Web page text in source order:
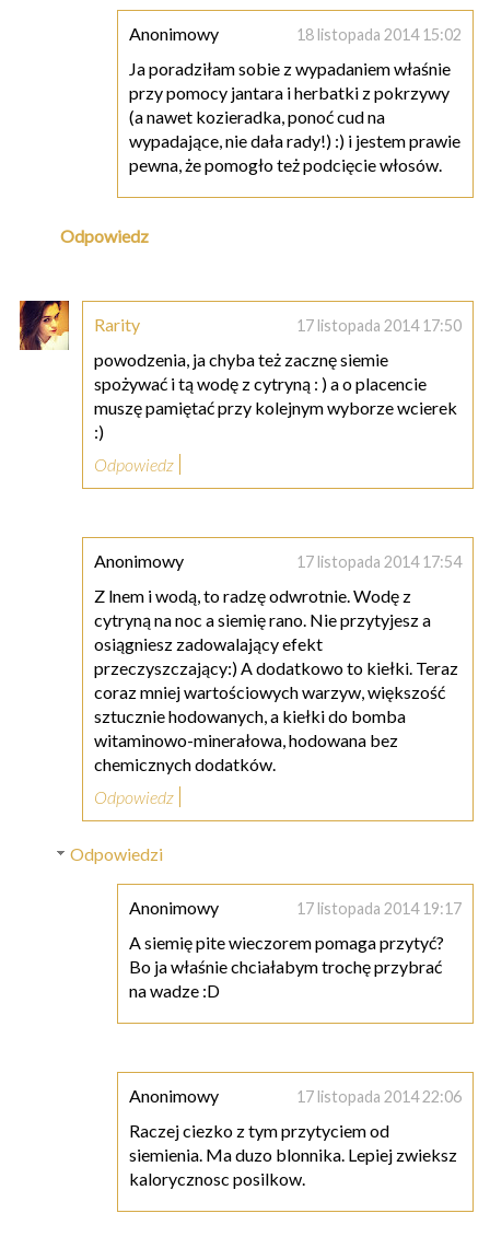
Anonimowy 18 listopada 2014 15:02
Ja poradziłam sobie z wypadaniem właśnie
przy pomocy jantara i herbatki z pokrzywy
(a nawet kozieradka, ponoć cud na
wypadające, nie dała rady!) :) i jestem prawie
pewna, że pomogło też podcięcie włosów.
Odpowiedz
Rarity 17 listopada 2014 17:50
powodzenia, ja chyba też zacznę siemie
spożywać i tą wodę z cytryną : ) a o placencie
muszę pamiętać przy kolejnym wyborze wcierek
:)
Odpowiedz
Anonimowy 17 listopada 2014 17:54
Z lnem i wodą, to radzę odwrotnie. Wodę z
cytryną na noc a siemię rano. Nie przytyjesz a
osiągniesz zadowalający efekt
przeczyszczający:) A dodatkowo to kiełki. Teraz
coraz mniej wartościowych warzyw, większość
sztucznie hodowanych, a kiełki do bomba
witaminowo-minerałowa, hodowana bez
chemicznych dodatków.
Odpowiedz
Odpowiedzi
Anonimowy 17 listopada 2014 19:17
A siemię pite wieczorem pomaga przytyć?
Bo ja właśnie chciałabym trochę przybrać
na wadze :D
Anonimowy 17 listopada 2014 22:06
Raczej ciezko z tym przytyciem od
siemienia. Ma duzo blonnika. Lepiej zwieksz
kalorycznosc posilkow.